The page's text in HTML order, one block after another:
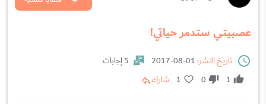
عصبيتي ستدمر حياتي!
تاريخ النشر:
5 إجابات
1
0
1 شارك